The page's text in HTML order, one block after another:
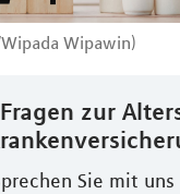
Wipawin)
zur
Sie mit uns